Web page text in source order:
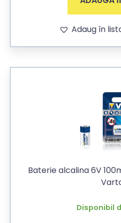
Adaug în
Baterie alcalina 6V
Disponibil